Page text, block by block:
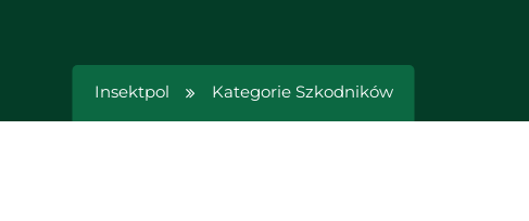
Insektpol Kategorie Szkodników